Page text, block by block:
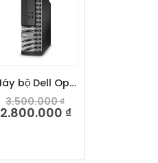
Máy bộ Dell Optiplex 3020 SFF – Intel Core i3 4160
3.500.000₫
2.800.000 ₫